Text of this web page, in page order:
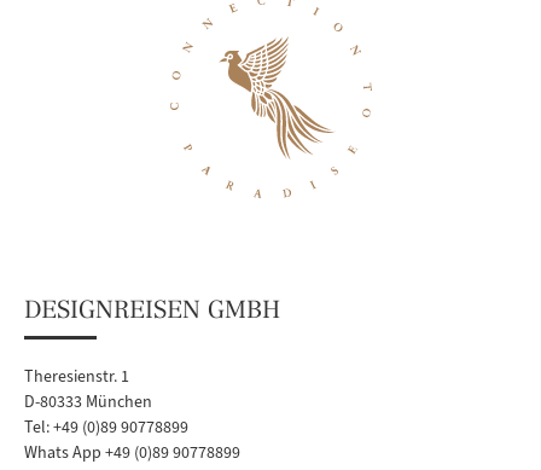
DESIGNREISEN GMBH
Theresienstr. 1
D-80333 München
Tel: +49 (0)89 90778899
Whats App +49 (0)89 90778899